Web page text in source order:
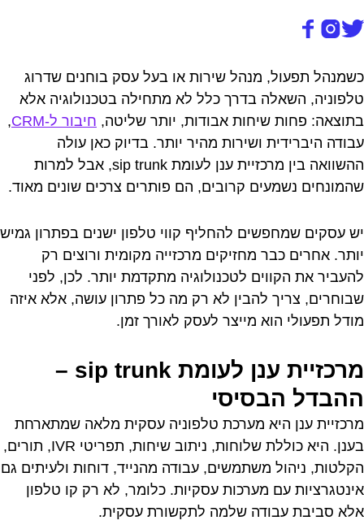
כשמנהל תפעול, מנהל שירות או בעל עסק בוחנים שדרוג
טלפוניה, השאלה בדרך כלל לא מתחילה בטכנולוגיה אלא
בתוצאה: פחות שיחות אבודות, יותר שליטה, חיבור ל-CRM
,
עבודה היברידית ושירות מהיר יותר. בדיוק כאן עולה
ההשוואה בין מרכזיית ענן לעומת sip trunk, אבל למרות
שהמונחים נשמעים קרובים, הם פותרים צרכים שונים מאוד.
יש עסקים שמחפשים להחליף קווי טלפון ישנים בפתרון גמיש
יותר. אחרים כבר מחזיקים מרכזייה מקומית ורוצים רק
להעביר את הקווים לטכנולוגיה מתקדמת יותר. לכן, לפני
שבוחרים, צריך להבין לא רק מה כל פתרון עושה, אלא איזה
מודל תפעולי הוא מייצר לעסק לאורך זמן.
מרכזיית ענן לעומת sip trunk –
ההבדל הבסיסי
מרכזיית ענן היא מערכת טלפוניה עסקית מלאה שמתארחת
בענן. היא כוללת שלוחות, ניתוב שיחות, תפריטי IVR, תורים,
הקלטות, ניהול משתמשים, עבודה מהנייד, דוחות ולעיתים גם
אינטגרציות עם מערכות עסקיות. כלומר, לא רק קו טלפון
אלא סביבת עבודה שלמה לתקשורת עסקית.